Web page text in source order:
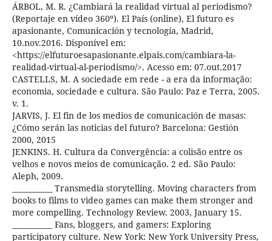
ÁRBOL, M. R. ¿Cambiará la realidad virtual al periodismo?
(Reportaje en vídeo 360º). El País (online), El futuro es
apasionante, Comunicación y tecnología, Madrid,
10.nov.2016. Disponível em:
<https://elfuturoesapasionante.elpais.com/cambiara-la-
realidad-virtual-al-periodismo/>. Acesso em: 07.out.2017
CASTELLS, M. A sociedade em rede - a era da informação:
economia, sociedade e cultura. São Paulo: Paz e Terra, 2005.
v. 1.
JARVIS, J. El fin de los medios de comunicación de masas:
¿Cómo serán las noticias del futuro? Barcelona: Gestión
2000, 2015
JENKINS. H. Cultura da Convergência: a colisão entre os
velhos e novos meios de comunicação. 2 ed. São Paulo:
Aleph, 2009.
___________ Transmedia storytelling. Moving characters from
books to films to video games can make them stronger and
more compelling. Technology Review. 2003, January 15.
___________ Fans, bloggers, and gamers: Exploring
participatory culture. New York: New York University Press,